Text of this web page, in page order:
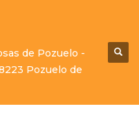
de Pozuelo -
Pozuelo de